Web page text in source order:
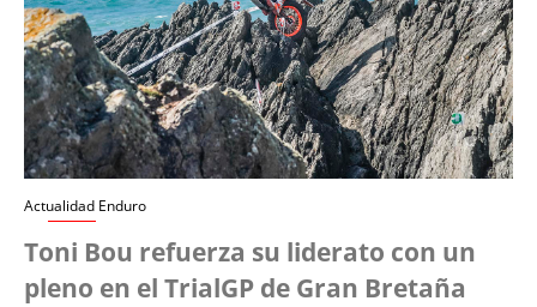
Actualidad Enduro
Toni Bou refuerza su liderato con un
pleno en el TrialGP de Gran Bretaña